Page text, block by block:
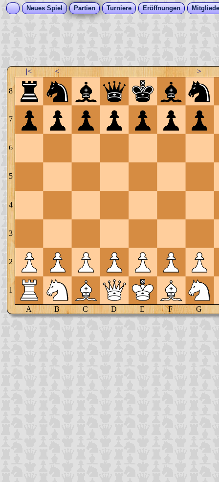
Neues Spiel Partien Turniere Eröffnungen
|< < >
8
7
6
5
4
3
2
1
A B C D E F G